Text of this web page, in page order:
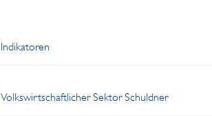
Indikatoren
Volkswirtschaftlicher Sektor Schuldner